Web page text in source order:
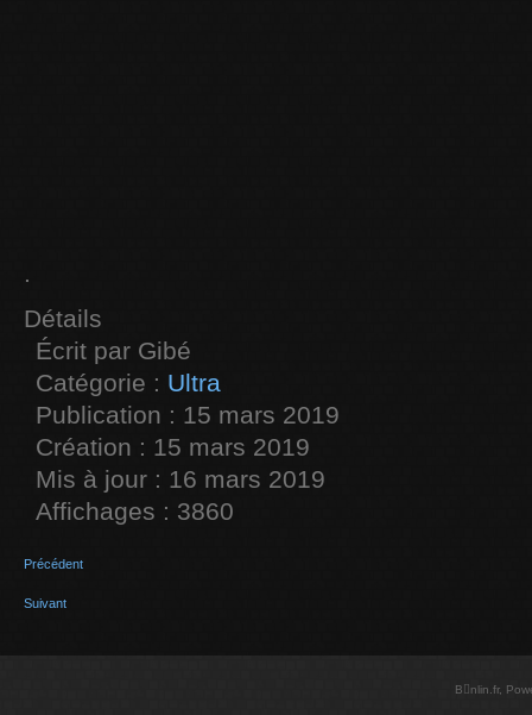
.
Détails
Écrit par Gibé
Catégorie : Ultra
Publication : 15 mars 2019
Création : 15 mars 2019
Mis à jour : 16 mars 2019
Affichages : 3860
Précédent
Suivant
Bnlin.fr,